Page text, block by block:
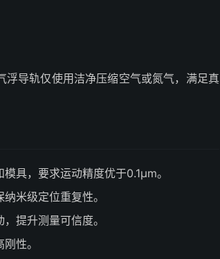
导轨仅使用洁净压缩空气或氮气，满足真
具，要求运动精度优于0.1μm。
米级定位重复性。
提升测量可信度。
性。